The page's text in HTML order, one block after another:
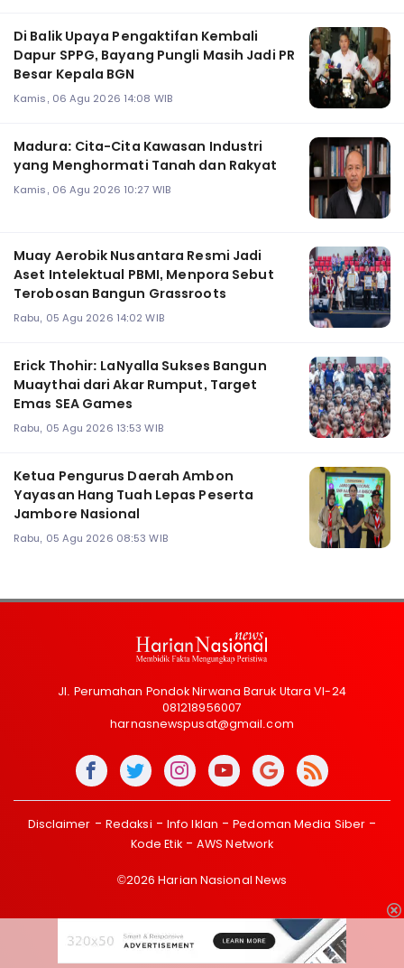
Di Balik Upaya Pengaktifan Kembali
Dapur SPPG, Bayang Pungli Masih Jadi PR
Besar Kepala BGN
Kamis, 06 Agu 2026 14:08 WIB
Madura: Cita-Cita Kawasan Industri
yang Menghormati Tanah dan Rakyat
Kamis, 06 Agu 2026 10:27 WIB
Muay Aerobik Nusantara Resmi Jadi
Aset Intelektual PBMI, Menpora Sebut
Terobosan Bangun Grassroots
Rabu, 05 Agu 2026 14:02 WIB
Erick Thohir: LaNyalla Sukses Bangun
Muaythai dari Akar Rumput, Target
Emas SEA Games
Rabu, 05 Agu 2026 13:53 WIB
Ketua Pengurus Daerah Ambon
Yayasan Hang Tuah Lepas Peserta
Jambore Nasional
Rabu, 05 Agu 2026 08:53 WIB
Jl. Perumahan Pondok Nirwana Baruk Utara VI-24
081218956007
harnasnewspusat@gmail.com
Disclaimer Redaksi Info Iklan
Pedoman Media Siber
Kode Etik
AWS Network
©2026 Harian Nasional News